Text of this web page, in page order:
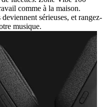
comme à la maison.
sérieuses, et rangez-
musique.